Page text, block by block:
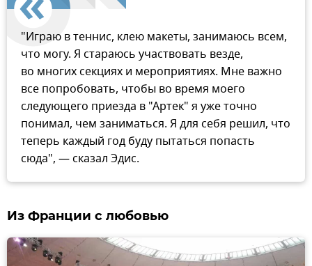
"Играю в теннис, клею макеты, занимаюсь всем,
что могу. Я стараюсь участвовать везде,
во многих секциях и мероприятиях. Мне важно
все попробовать, чтобы во время моего
следующего приезда в "Артек" я уже точно
понимал, чем заниматься. Я для себя решил, что
теперь каждый год буду пытаться попасть
сюда", — сказал Эдис.
Из Франции с любовью